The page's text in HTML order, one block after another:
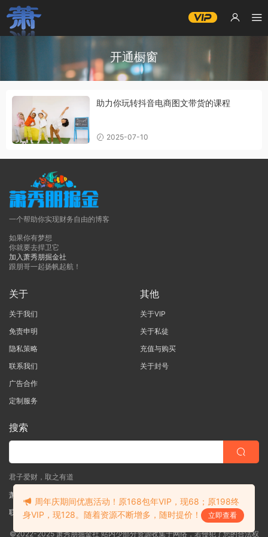
开通橱窗
助力你玩转抖音电商图文带货的课程
2025-07-10
一个帮助你实现财务自由的博客
如果你有梦想
你就要去捍卫它
加入萧秀朋掘金社
跟朋哥一起扬帆起航！
关于
关于我们
免责申明
隐私策略
联系我们
广告合作
定制服务
其他
关于VIP
关于私徒
充值与购买
关于封号
搜索
君子爱财，取之有道
萧秀朋掘金社
联系客服(说明需求，勿问在否)
©2022-2025 萧秀朋掘金社 站内少部分资源收集于网络，若侵犯了您的合法权
周年庆期间优惠活动！原168包年VIP，现68；原198终
身VIP，现128。随着资源不断增多，随时提价！
立即查看